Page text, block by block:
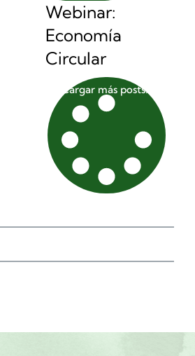
Webinar:
Economía
Circular
Cargar más posts...